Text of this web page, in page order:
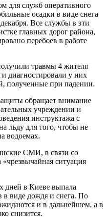
для служб оперативного
осадки в виде снега
Все службы в эти
главных дорог района,
перебоев в работе
травмы 4 жителя
диагностировали у них
полученные при падении.
обращает внимание
учреждении и
инструктажа с
льду для того, чтобы не
водоемах.
СМИ, в связи со
«чрезвычайная ситуация
дней в Киеве выпала
в виде дождя и снега. По
и в дальнейшем, а в
снизится.